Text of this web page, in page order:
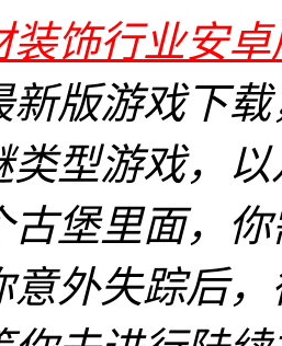
装饰行业安
新版游戏下
类型游戏，
古堡里面，
意外失踪后